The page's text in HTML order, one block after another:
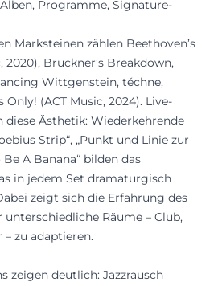
Programme, Signature-
Marksteinen zählen Beethoven’s
2020), Bruckner’s Breakdown,
Wittgenstein, téchne,
(ACT Music, 2024). Live-
Ästhetik: Wiederkehrende
Strip“, „Punkt und Linie zur
Be A Banana“ bilden das
in jedem Set dramaturgisch
zeigt sich die Erfahrung des
unterschiedliche Räume – Club,
zu adaptieren.
zeigen deutlich: Jazzrausch